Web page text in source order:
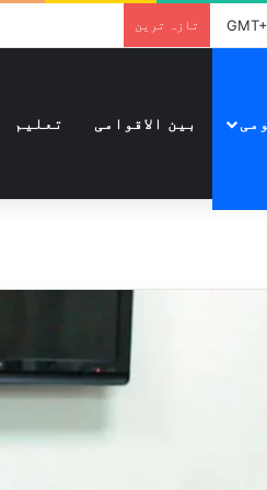
تازہ ترین
بین الاقوامی تعلیم